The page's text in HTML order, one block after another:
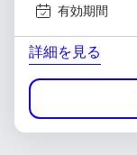
有効期間
詳細を見る